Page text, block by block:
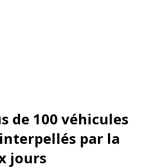
de 100 véhicules
par la
jours